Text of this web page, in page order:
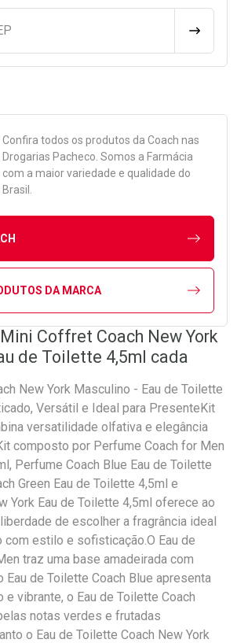
Confira todos os produtos da Coach nas
Drogarias Pacheco. Somos a Farmácia
com a maior variedade e qualidade do
Brasil.
DA MARCA
Coffret Coach New York
de Toilette 4,5ml cada
New York Masculino - Eau de Toilette
Versátil e Ideal para PresenteKit
versatilidade olfativa e elegância
composto por Perfume Coach for Men
Perfume Coach Blue Eau de Toilette
Green Eau de Toilette 4,5ml e
York Eau de Toilette 4,5ml oferece ao
de escolher a fragrância ideal
com estilo e sofisticação.O Eau de
traz uma base amadeirada com
de Toilette Coach Blue apresenta
vibrante, o Eau de Toilette Coach
notas verdes e frutadas
o Eau de Toilette Coach New York